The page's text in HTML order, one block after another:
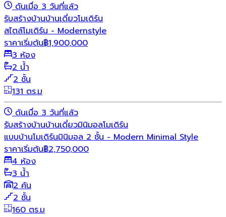
ดันเมื่อ 3 วันที่แล้ว
รับสร้างบ้านบ้านเดี่ยวโมเดิร์น
สไตล์โมเดิร์น - Modernstyle
ราคาเริ่มต้น฿1,900,000
3 ห้อง
2 น้ำ
2 ชั้น
131 ตร.ม
ดันเมื่อ 3 วันที่แล้ว
รับสร้างบ้านบ้านเดี่ยวมินิมอลโมเดิร์น
แบบบ้านโมเดิร์นมินิมอล 2 ชั้น - Modern Minimal Style
ราคาเริ่มต้น฿2,750,000
4 ห้อง
3 น้ำ
2 คัน
2 ชั้น
160 ตร.ม